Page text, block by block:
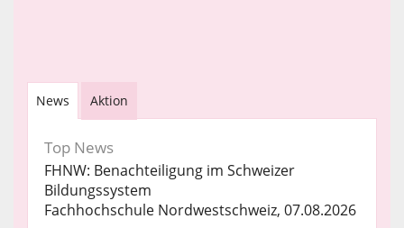
News Aktion
Top News
FHNW: Benachteiligung im Schweizer
Bildungssystem
Fachhochschule Nordwestschweiz, 07.08.2026